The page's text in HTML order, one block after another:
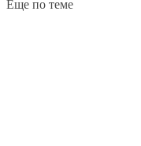
Еще по теме